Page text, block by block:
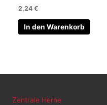
2,24€
In den Warenkorb
Zentrale Herne